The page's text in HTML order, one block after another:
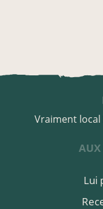
Vraiment local
AUX
Lui